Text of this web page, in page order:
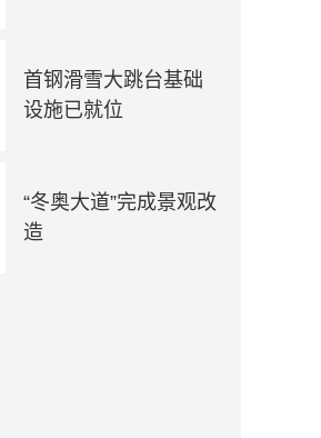
推动全面依法治国新
实践
首钢滑雪大跳台基础
设施已就位
“冬奥大道”完成景观改
造